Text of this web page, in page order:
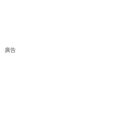
廣告